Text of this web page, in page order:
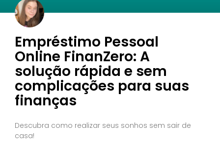
Empréstimo Pessoal
Online FinanZero: A
solução rápida e sem
complicações para suas
finanças
Descubra como realizar seus sonhos sem sair de
casa!